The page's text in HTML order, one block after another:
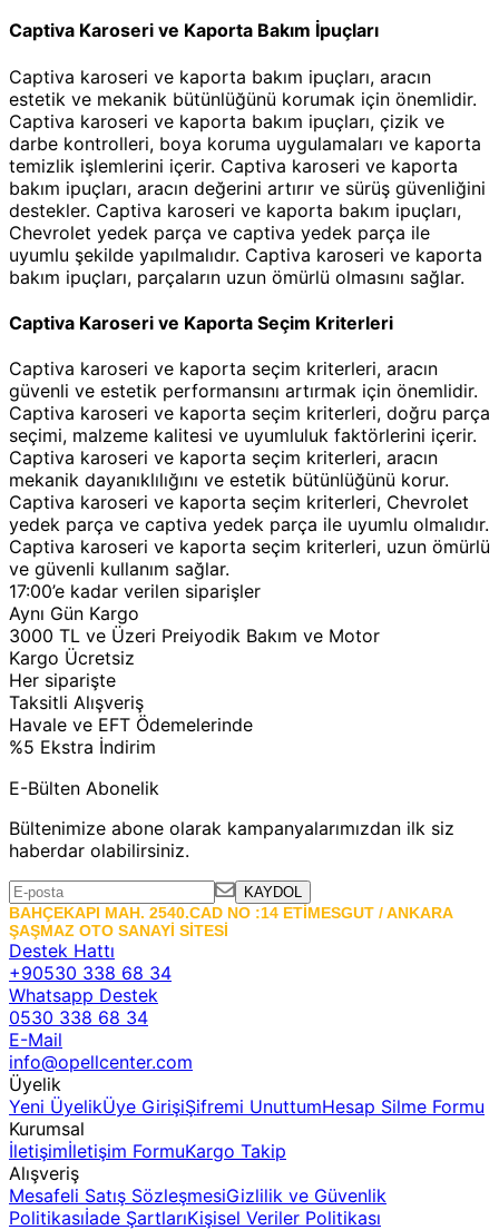
Captiva Karoseri ve Kaporta Bakım İpuçları
Captiva karoseri ve kaporta bakım ipuçları, aracın
estetik ve mekanik bütünlüğünü korumak için önemlidir.
Captiva karoseri ve kaporta bakım ipuçları, çizik ve
darbe kontrolleri, boya koruma uygulamaları ve kaporta
temizlik işlemlerini içerir. Captiva karoseri ve kaporta
bakım ipuçları, aracın değerini artırır ve sürüş güvenliğini
destekler. Captiva karoseri ve kaporta bakım ipuçları,
Chevrolet yedek parça ve captiva yedek parça ile
uyumlu şekilde yapılmalıdır. Captiva karoseri ve kaporta
bakım ipuçları, parçaların uzun ömürlü olmasını sağlar.
Captiva Karoseri ve Kaporta Seçim Kriterleri
Captiva karoseri ve kaporta seçim kriterleri, aracın
güvenli ve estetik performansını artırmak için önemlidir.
Captiva karoseri ve kaporta seçim kriterleri, doğru parça
seçimi, malzeme kalitesi ve uyumluluk faktörlerini içerir.
Captiva karoseri ve kaporta seçim kriterleri, aracın
mekanik dayanıklılığını ve estetik bütünlüğünü korur.
Captiva karoseri ve kaporta seçim kriterleri, Chevrolet
yedek parça ve captiva yedek parça ile uyumlu olmalıdır.
Captiva karoseri ve kaporta seçim kriterleri, uzun ömürlü
ve güvenli kullanım sağlar.
17:00’e kadar verilen siparişler
Aynı Gün Kargo
3000 TL ve Üzeri Preiyodik Bakım ve Motor
Kargo Ücretsiz
Her siparişte
Taksitli Alışveriş
Havale ve EFT Ödemelerinde
%5 Ekstra İndirim
E-Bülten Abonelik
Bültenimize abone olarak kampanyalarımızdan ilk siz
haberdar olabilirsiniz.
KAYDOL
BAHÇEKAPI MAH. 2540.CAD NO :14 ETİMESGUT / ANKARA
ŞAŞMAZ OTO SANAYİ SİTESİ
Destek Hattı
+90530 338 68 34
Whatsapp Destek
0530 338 68 34
E-Mail
info@opellcenter.com
Üyelik
Yeni ÜyelikÜye GirişiŞifremi UnuttumHesap Silme Formu
Kurumsal
İletişimİletişim FormuKargo Takip
Alışveriş
Mesafeli Satış SözleşmesiGizlilik ve Güvenlik
Politikasıİade ŞartlarıKişisel Veriler Politikası